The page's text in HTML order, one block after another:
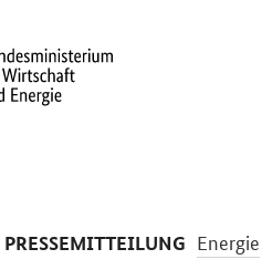
-
PRESSEMITTEILUNG -
Energie